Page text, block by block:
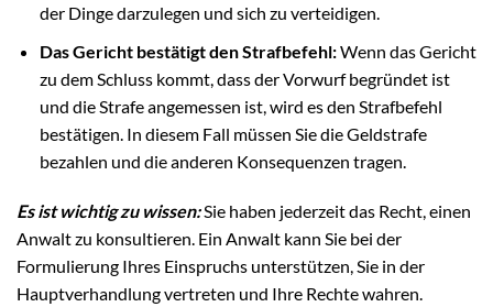
der Dinge darzulegen und sich zu verteidigen.
Das Gericht bestätigt den Strafbefehl:Wenn das Gericht
zu dem Schluss kommt, dass der Vorwurf begründet ist
und die Strafe angemessen ist, wird es den Strafbefehl
bestätigen. In diesem Fall müssen Sie die Geldstrafe
bezahlen und die anderen Konsequenzen tragen.
Es ist wichtig zu wissen:Sie haben jederzeit das Recht, einen
Anwalt zu konsultieren. Ein Anwalt kann Sie bei der
Formulierung Ihres Einspruchs unterstützen, Sie in der
Hauptverhandlung vertreten und Ihre Rechte wahren.